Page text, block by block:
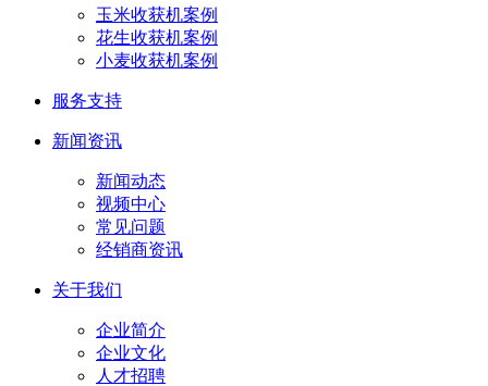
玉米收获机案例
花生收获机案例
小麦收获机案例
服务支持
新闻资讯
新闻动态
视频中心
常见问题
经销商资讯
关于我们
企业简介
企业文化
人才招聘